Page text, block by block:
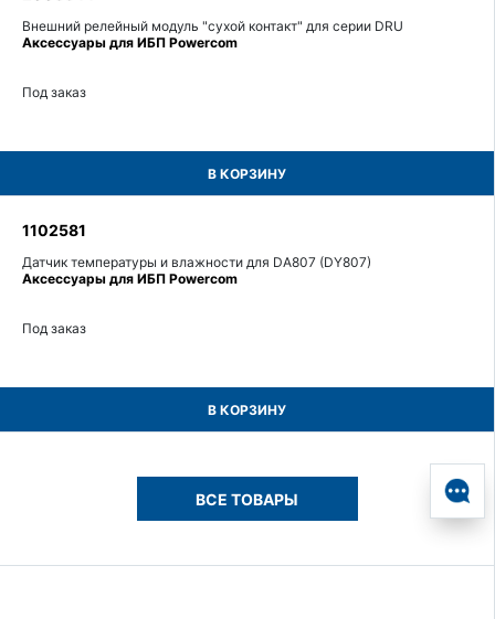
Внешний релейный модуль "сухой контакт" для серии DRU
Аксессуары для ИБП Powercom
Под заказ
В КОРЗИНУ
1102581
Датчик температуры и влажности для DA807 (DY807)
Аксессуары для ИБП Powercom
Под заказ
В КОРЗИНУ
ВСЕ ТОВАРЫ